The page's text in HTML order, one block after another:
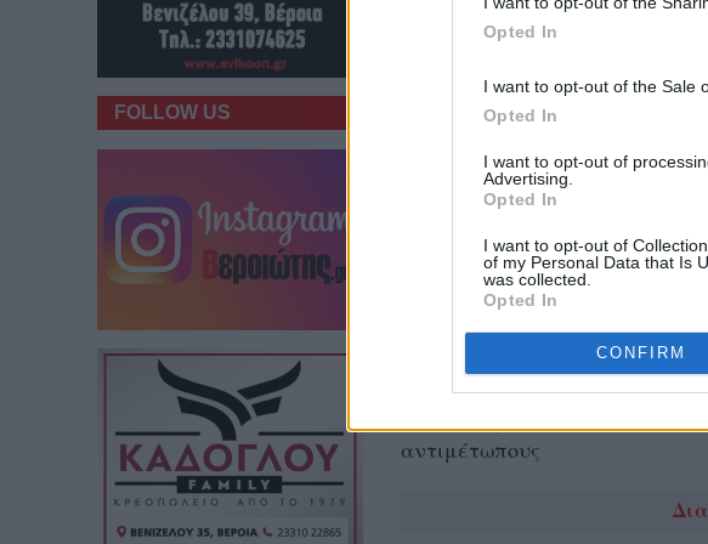
Opted In
I want to opt-out of the Sale
Opted In
I want to opt-out of
Advertising.
Opted In
I want to opt-out of
of my Personal Data that Is
was collected.
Opted In
CONFIRM
Της Κλινικής Ψυχολόγου
αντιμέτωπους
FOLLOW US